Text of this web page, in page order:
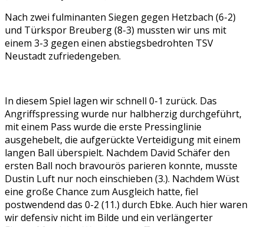
Nach zwei fulminanten Siegen gegen Hetzbach (6-2)
und Türkspor Breuberg (8-3) mussten wir uns mit
einem 3-3 gegen einen abstiegsbedrohten TSV
Neustadt zufriedengeben.
In diesem Spiel lagen wir schnell 0-1 zurück. Das
Angriffspressing wurde nur halbherzig durchgeführt,
mit einem Pass wurde die erste Pressinglinie
ausgehebelt, die aufgerückte Verteidigung mit einem
langen Ball überspielt. Nachdem David Schäfer den
ersten Ball noch bravourös parieren konnte, musste
Dustin Luft nur noch einschieben (3.). Nachdem Wüst
eine große Chance zum Ausgleich hatte, fiel
postwendend das 0-2 (11.) durch Ebke. Auch hier waren
wir defensiv nicht im Bilde und ein verlängerter